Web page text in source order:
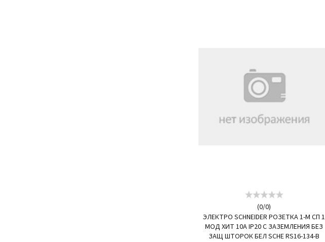
(0/0)
ЭЛЕКТРО SCHNEIDER РОЗЕТКА 1-М СП 1
МОД ХИТ 10А IP20 C ЗАЗЕМЛЕНИЯ БЕЗ
ЗАЩ ШТОРОК БЕЛ SCHE RS16-134-B